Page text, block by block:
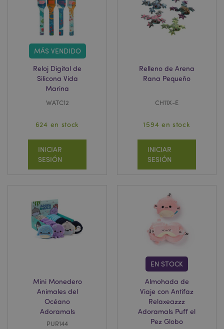
MÁS VENDIDO
Reloj Digital de
Silicona Vida
Marina
WATC12
624 en stock
INICIAR
SESIÓN
Relleno de Arena
Rana Pequeño
CH11X-E
1594 en stock
INICIAR
SESIÓN
Mini Monedero
Animales del
Océano
Adoramals
PUR144
EN STOCK
Almohada de
Viaje con Antifaz
Relaxeazzz
Adoramals Puff el
Pez Globo